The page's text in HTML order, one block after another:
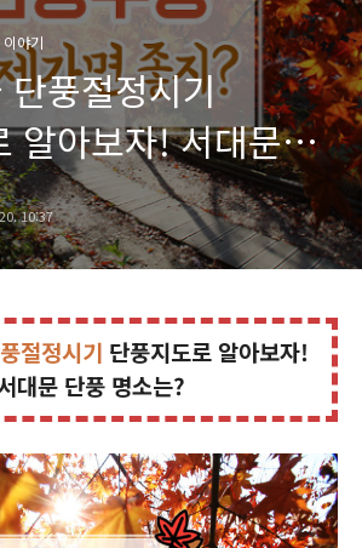
야기
풍절정시기
알아보자! 서대문
?
10:37
절정시기 단풍지도로 알아보자!
대문 단풍 명소는?